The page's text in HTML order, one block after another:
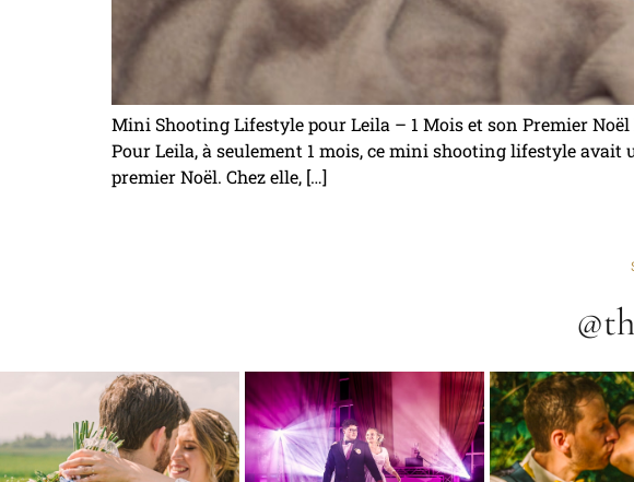
Mini Shooting Lifestyle pour Leila – 1 Mois et son Premier
Pour Leila, à seulement 1 mois, ce mini shooting lifestyle
premier Noël. Chez elle, […]